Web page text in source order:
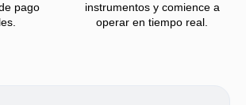
pago
instrumentos y comience a
operar en tiempo real.